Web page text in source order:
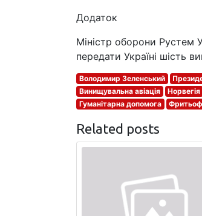
Додаток
Міністр оборони Рустем
передати Україні шість
Володимир Зеленський
Винищувальна авіація
Норвегія
Гуманітарна допомога
Related posts